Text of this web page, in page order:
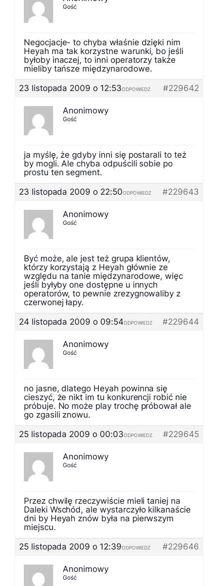
Gość
Negocjacje- to chyba właśnie dzięki nim
Heyah ma tak korzystne warunki, bo jeśli
byłoby inaczej, to inni operatorzy także
mieliby tańsze międzynarodowe.
23 listopada 2009 o 12:53
#229642
ODPOWIEDZ
Anonimowy
Gość
ja myślę, że gdyby inni się postarali to też
by mogli. Ale chyba odpuścili sobie po
prostu ten segment.
23 listopada 2009 o 22:50
#229643
ODPOWIEDZ
Anonimowy
Gość
Być może, ale jest też grupa klientów,
którzy korzystają z Heyah głównie ze
względu na tanie międzynarodowe, więc
jeśli byłyby one dostępne u innych
operatorów, to pewnie zrezygnowaliby z
czerwonej łapy.
24 listopada 2009 o 09:54
#229644
ODPOWIEDZ
Anonimowy
Gość
no jasne, dlatego Heyah powinna się
cieszyć, że nikt im tu konkurencji robić nie
próbuje. No może play trochę próbował ale
go zgasili znowu.
25 listopada 2009 o 00:03
#229645
ODPOWIEDZ
Anonimowy
Gość
Przez chwilę rzeczywiście mieli taniej na
Daleki Wschód, ale wystarczyło kilkanaście
dni by Heyah znów była na pierwszym
miejscu.
25 listopada 2009 o 12:39
#229646
ODPOWIEDZ
Anonimowy
Gość